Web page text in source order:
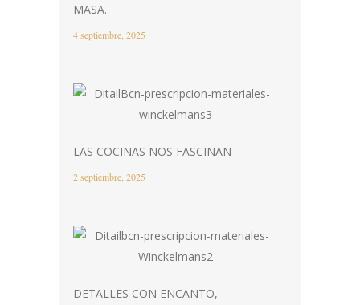
MASA.
4 septiembre, 2025
LAS COCINAS NOS FASCINAN
2 septiembre, 2025
DETALLES CON ENCANTO,